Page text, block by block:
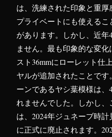
は、洗練された印象と重
プライベートにも使える
があります。しかし、近年
ません。最も印象的な変
スト36mmにローレット仕
ヤルが追加されたことで
ーンであるヤシ葉模様は、
れませんでした。しかし
は、2024年ジュネーブ時
に正式に廃止されます。